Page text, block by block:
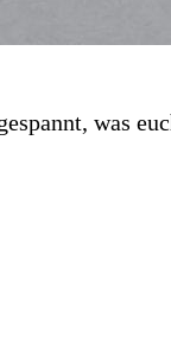
was